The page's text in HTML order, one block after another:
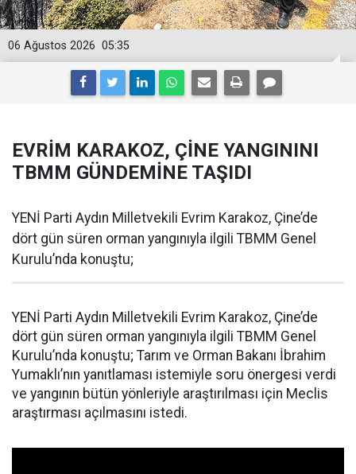
05:35
06 Ağustos 2026
EVRİM KARAKOZ, ÇİNE YANGININI
TBMM GÜNDEMİNE TAŞIDI
YENİ Parti Aydın Milletvekili Evrim Karakoz, Çine’de
dört gün süren orman yangınıyla ilgili TBMM Genel
Kurulu’nda konuştu;
YENİ Parti Aydın Milletvekili Evrim Karakoz, Çine’de
dört gün süren orman yangınıyla ilgili TBMM Genel
Kurulu’nda konuştu; Tarım ve Orman Bakanı İbrahim
Yumaklı’nın yanıtlaması istemiyle soru önergesi verdi
ve yangının bütün yönleriyle araştırılması için Meclis
araştırması açılmasını istedi.